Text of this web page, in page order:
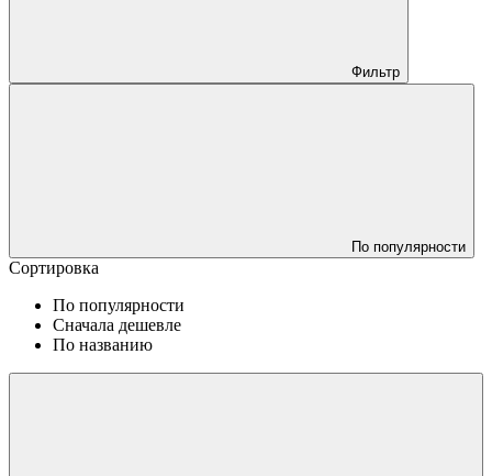
Фильтр
По популярности
Сортировка
По популярности
Сначала дешевле
По названию